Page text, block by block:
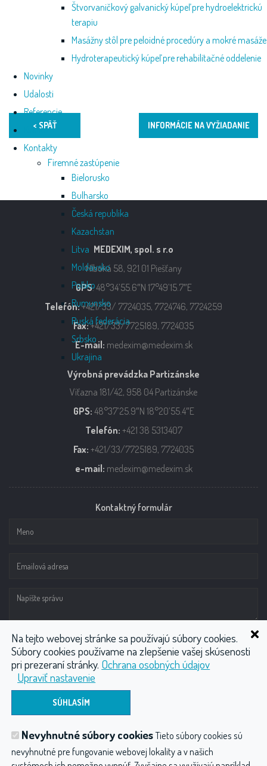
Štvorvaničkový galvanický kúpeľ pre hydroelektrickú
terapiu
Masážny stôl pre peloidné procedúry a mokré masáže
Hydroterapeutický kúpeľ pre rehabilitačné oddelenie
Novinky
Udalosti
Referencie
Kvalita
Kontakty
Firemné zastúpenie
Bielorusko
Bulharsko
Česká republika
Kazachstan
Litva
Moldavsko
Poľsko
Rumunsko
Ruská federácia
Srbsko
Ukrajina
< SPÄŤ INFORMÁCIE NA VYŽIADANIE
MEDEXIM, spol. s r.o
Hlboká 58, 921 01 Piešťany
GPS: 48°34’55.6″N 17°49’15.7″E
Telefón:+421/33/ 7724035, 7724746, 7724259
Fax:+421/33/7725189, 7724035
E-mail: medexim@medexim.sk
Výrobná prevádzka Partizánske
Víťazna 181/42, 958 04 Partizánske
GPS: 48°37’25.9″N 18°20’55.4″E
Telefón: +421 38 5313407
Fax: +421/33/7725189, 7724035
e-mail: medexim@medexim.sk
Kontaktný formulár
Vodoliečba Wellness
Plynové injekcie CO2
Na tejto webovej stránke sa používajú súbory cookies.
Súbory cookies používame na zlepšenie vašej skúsenosti
pri prezeraní stránky. Ochrana osobných údajov
Upraviť nastavenie
Nevyhnutné súbory cookiesTieto súbory cookies sú
nevyhnutné pre fungovanie webovej lokality a v našich